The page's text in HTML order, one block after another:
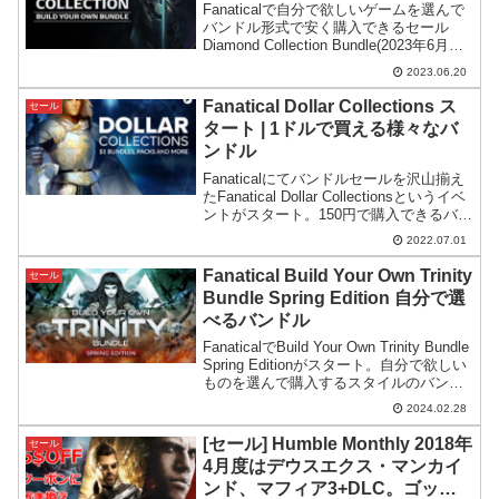
Fanaticalで自分で欲しいゲームを選んで
バンドル形式で安く購入できるセール
Diamond Collection Bundle(2023年6月度)
がスタート。前回3月開催分より値段は上
がってしまいましたが内容は良さ気で
す。
2023.06.20
セール
Fanatical Dollar Collections ス
タート | 1ドルで買える様々なバ
ンドル
Fanaticalにてバンドルセールを沢山揃え
たFanatical Dollar Collectionsというイベ
ントがスタート。150円で購入できるバン
ドルが複数集められています。※販売期
間と提供数には限りがあるとのこと。
2022.07.01
セール
Fanatical Build Your Own Trinity
Bundle Spring Edition 自分で選
べるバンドル
FanaticalでBuild Your Own Trinity Bundle
Spring Editionがスタート。自分で欲しい
ものを選んで購入するスタイルのバンド
ルセールです。同名のバンドルとしては
およそ1年ぶりの開催となります。
2024.02.28
セール
[セール] Humble Monthly 2018年
4月度はデウスエクス・マンカイ
ンド、マフィア3+DLC。ゴッド